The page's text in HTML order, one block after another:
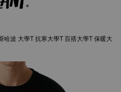
波 大學T 抗寒大學T 百搭大學T 保暖大